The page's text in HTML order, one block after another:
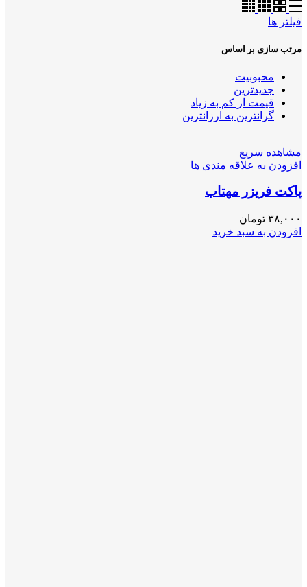
فیلتر ها
مرتب سازی بر اساس
محبوبیت
جدیدترین
قیمت از کم به زیاد
گرانترین به ارزانترین
مشاهده سریع
افزودن به علاقه مندی ها
پاکت فریزر مهتاب
۳۸,۰۰۰ تومان
افزودن به سبد خرید